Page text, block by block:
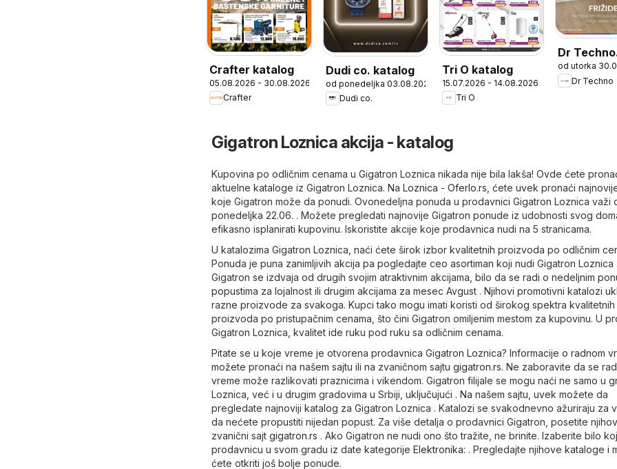
Crafter katalog
05.08.2026 - 30.08.2026
Crafter
Dudi co. katalog
od ponedeljka 03.08.2026
Dudi co.
Tri O katalog
15.07.2026 - 14.08.2026
Tri O
Dr Techno
katalog
od utorka
Dr Techno
Gigatron Loznica akcija - katalog
Kupovina po odličnim cenama u Gigatron Loznica nikada nije bila lakša! Ovde ćete
aktuelne kataloge iz Gigatron Loznica. Na Loznica - Oferlo.rs , ćete uvek pronaći
koje Gigatron može da ponudi. Ovonedeljna ponuda u prodavnici Gigatron Loznica važi
ponedeljka 22.06. . Možete pregledati najnovije Gigatron ponude iz udobnosti svog
efikasno isplanirati kupovinu. Iskoristite akcije koje prodavnica nudi na 5 stranicama.
U katalozima Gigatron Loznica, naći ćete širok izbor kvalitetnih proizvoda po odličnim
Ponuda je puna zanimljivih akcija pa pogledajte ceo asortiman koji nudi Gigatron Loznica
Gigatron se izdvaja od drugih svojim atraktivnim akcijama, bilo da se radi o nedeljnim
popustima za lojalnost ili drugim akcijama za mesec Avgust . Njihovi promotivni katalozi
razne proizvode za svakoga. Kupci tako mogu imati koristi od širokog spektra kvalitetnih
proizvoda po pristupačnim cenama, što čini Gigatron omiljenim mestom za kupovinu. U
Gigatron Loznica, kvalitet ide ruku pod ruku sa odličnim cenama.
Pitate se u koje vreme je otvorena prodavnica Gigatron Loznica? Informacije o radnom
možete pronaći na našem sajtu ili na zvaničnom sajtu gigatron.rs. Ne zaboravite da se
vreme može razlikovati praznicima i vikendom. Gigatron filijale se mogu naći ne samo u
Loznica, već i u drugim gradovima u Srbiji, uključujući . Na našem sajtu, uvek možete da
pregledate najnoviji katalog za Gigatron Loznica . Katalozi se svakodnevno ažuriraju za
da nećete propustiti nijedan popust. Za više detalja o prodavnici Gigatron, posetite njihov
zvanični sajt gigatron.rs . Ako Gigatron ne nudi ono što tražite, ne brinite. Izaberite bilo
prodavnicu u svom gradu iz date kategorije Elektronika: . Pregledajte njihove kataloge i
ćete otkriti još bolje ponude.